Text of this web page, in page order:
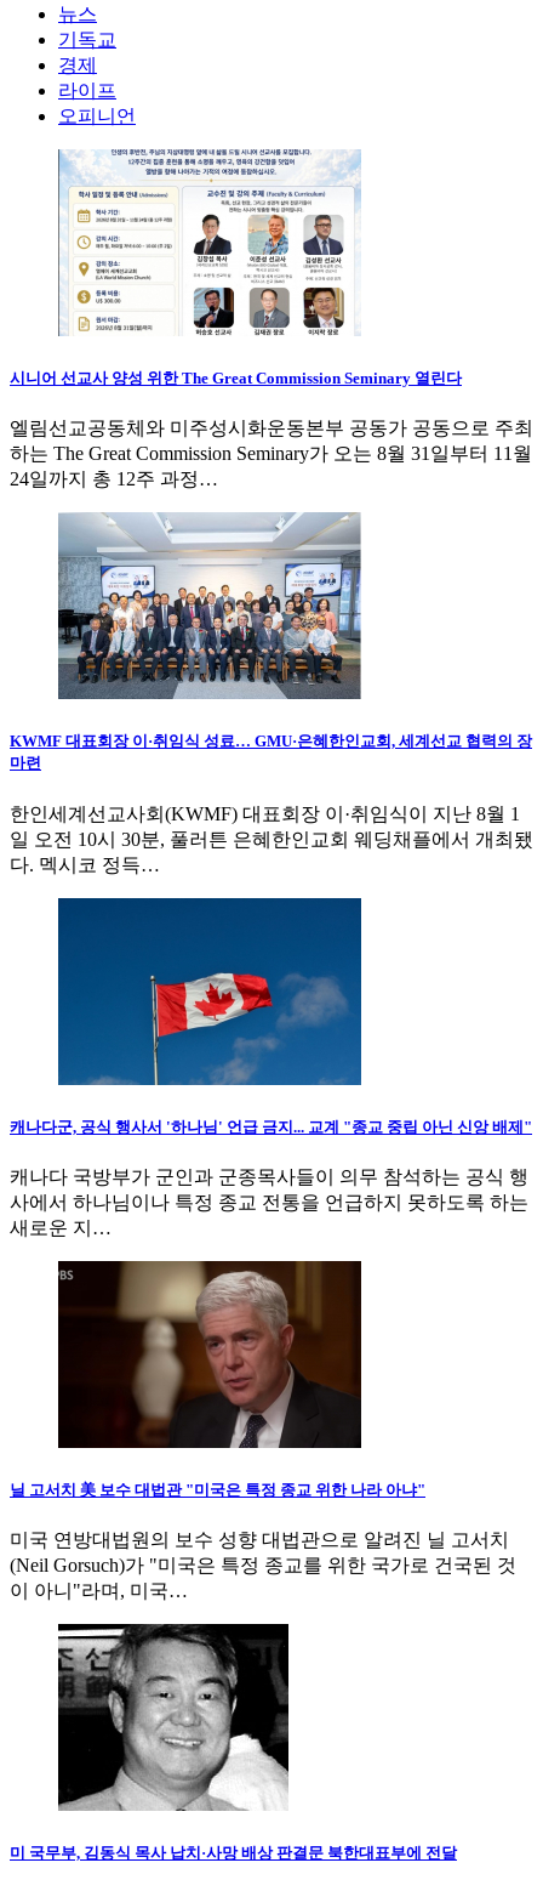
뉴스
기독교
경제
라이프
오피니언
시니어 선교사 양성 위한 The Great Commission Seminary 열린다
엘림선교공동체와 미주성시화운동본부 공동가 공동으로 주최
하는 The Great Commission Seminary가 오는 8월 31일부터 11월
24일까지 총 12주 과정…
KWMF 대표회장 이·취임식 성료… GMU·은혜한인교회, 세계선교 협력의 장
마련
한인세계선교사회(KWMF) 대표회장 이·취임식이 지난 8월 1
일 오전 10시 30분, 풀러튼 은혜한인교회 웨딩채플에서 개최됐
다. 멕시코 정득…
캐나다군, 공식 행사서 '하나님' 언급 금지... 교계 "종교 중립 아닌 신앙 배제"
캐나다 국방부가 군인과 군종목사들이 의무 참석하는 공식 행
사에서 하나님이나 특정 종교 전통을 언급하지 못하도록 하는
새로운 지…
닐 고서치 美 보수 대법관 "미국은 특정 종교 위한 나라 아냐"
미국 연방대법원의 보수 성향 대법관으로 알려진 닐 고서치
(Neil Gorsuch)가 "미국은 특정 종교를 위한 국가로 건국된 것
이 아니"라며, 미국…
미 국무부, 김동식 목사 납치·사망 배상 판결문 북한대표부에 전달